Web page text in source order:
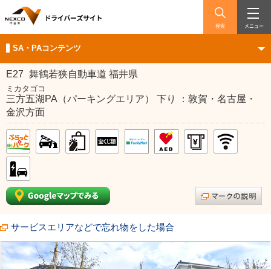
検索 メニュー
SA・PAコンテンツ
E27 舞鶴若狭自動車道 福井県
ミカタゴコ
三方五湖PA（パーキングエリア） 下り ：敦賀・名古屋・
金沢方面
サービスエリアなどで忘れ物をした場合